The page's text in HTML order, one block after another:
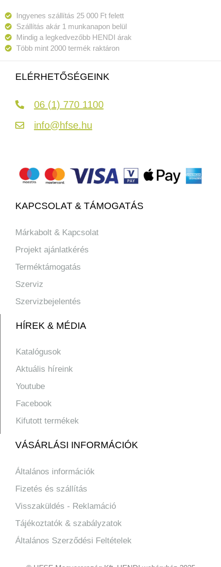
Ingyenes szállítás 25 000 Ft felett
Szállítás akár 1 munkanapon belül
Mindig a legkedvezőbb HENDI árak
Több mint 2000 termék raktáron
ELÉRHETŐSÉGEINK
06 (1) 770 1100
info@hfse.hu
KAPCSOLAT & TÁMOGATÁS
Márkabolt & Kapcsolat
Projekt ajánlatkérés
Terméktámogatás
Szerviz
Szervizbejelentés
HÍREK & MÉDIA
Katalógusok
Aktuális híreink
Youtube
Facebook
Kifutott termékek
VÁSÁRLÁSI INFORMÁCIÓK
Általános információk
Fizetés és szállítás
Visszaküldés - Reklamáció
Tájékoztatók & szabályzatok
Általános Szerződési Feltételek